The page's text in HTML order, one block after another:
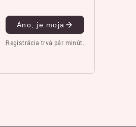
Áno, je moja
Registrácia trvá pár minút.